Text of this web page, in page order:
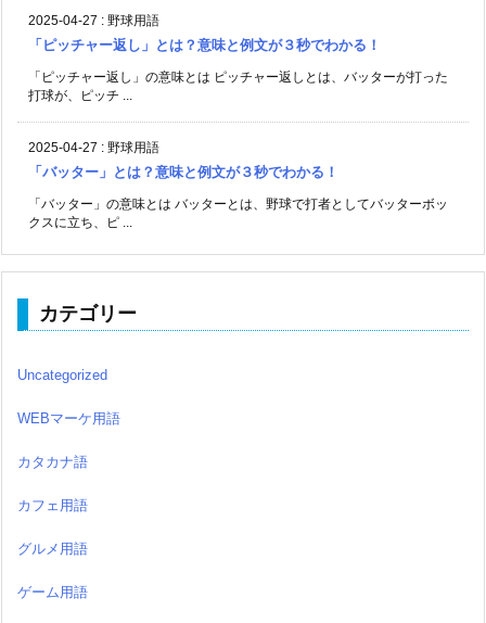
2025-04-27 : 野球用語
「ピッチャー返し」とは？意味と例文が３秒でわかる！
「ピッチャー返し」の意味とは ピッチャー返しとは、バッターが打った
打球が、ピッチ ...
2025-04-27 : 野球用語
「バッター」とは？意味と例文が３秒でわかる！
「バッター」の意味とは バッターとは、野球で打者としてバッターボッ
クスに立ち、ピ ...
カテゴリー
Uncategorized
WEBマーケ用語
カタカナ語
カフェ用語
グルメ用語
ゲーム用語